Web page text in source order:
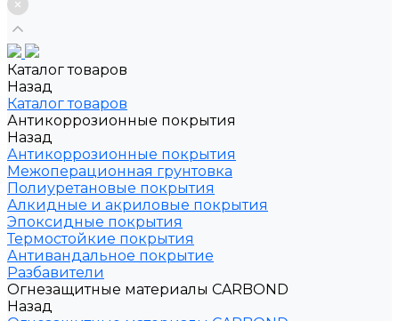
Каталог товаров
Назад
Каталог товаров
Антикоррозионные покрытия
Назад
Антикоррозионные покрытия
Межоперационная грунтовка
Полиуретановые покрытия
Алкидные и акриловые покрытия
Эпоксидные покрытия
Термостойкие покрытия
Антивандальное покрытие
Разбавители
Огнезащитные материалы CARBOND
Назад